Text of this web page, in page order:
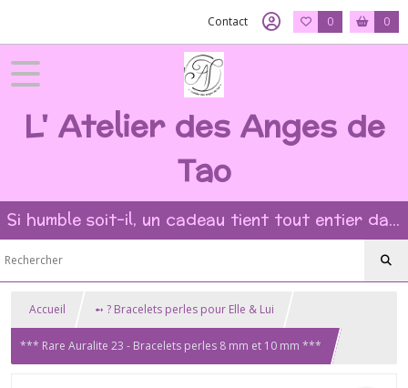
Contact 0 0
L' Atelier des Anges de
Tao
Si humble soit-il, un cadeau tient tout entier dans l'intention et la beauté du geste ?
Accueil ➻ ? Bracelets perles pour Elle & Lui
*** Rare Auralite 23 - Bracelets perles 8 mm et 10 mm ***